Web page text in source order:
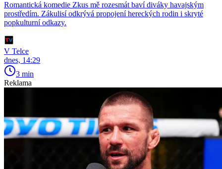
Romantická komedie Zkus mě rozesmát baví diváky havajským
prostředím. Zákulisí odkrývá propojení hereckých rodin i skryté
popkulturní odkazy.
V Telce
dnes, 14:29
3 min
Reklama